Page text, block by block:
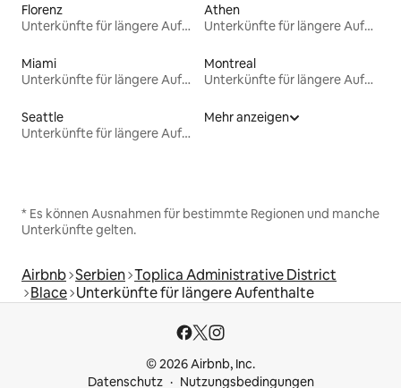
Florenz
Unterkünfte für längere Aufenthalte
Athen
Unterkünfte für längere Aufenthalte
Miami
Unterkünfte für längere Aufenthalte
Montreal
Unterkünfte für längere Aufenthalte
Seattle
Unterkünfte für längere Aufenthalte
Mehr anzeigen
* Es können Ausnahmen für bestimmte Regionen und manche
Unterkünfte gelten.
Airbnb Serbien Toplica Administrative District
Blace Unterkünfte für längere Aufenthalte
© 2026 Airbnb, Inc.
Datenschutz
Nutzungsbedingungen